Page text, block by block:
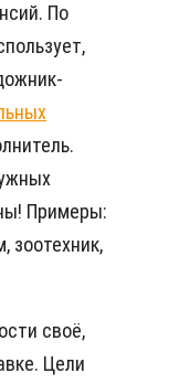
По
Примеры:
зоотехник,
своё,
Цели